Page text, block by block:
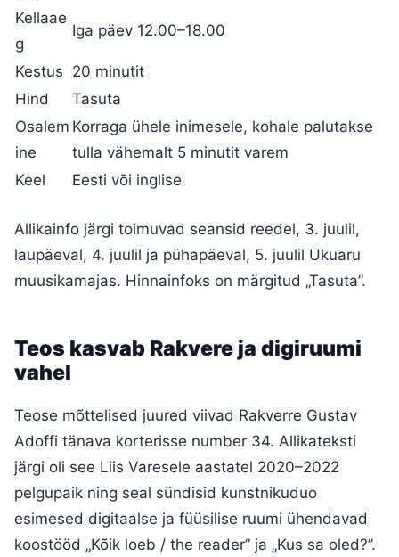
Kellaae
g
Iga päev 12.00–18.00
Kestus 20 minutit
Hind
Tasuta
Osalem
ine
Korraga ühele inimesele, kohale palutakse
tulla vähemalt 5 minutit varem
Keel
Eesti või inglise
Allikainfo järgi toimuvad seansid reedel, 3. juulil,
laupäeval, 4. juulil ja pühapäeval, 5. juulil Ukuaru
muusikamajas. Hinnainfoks on märgitud „Tasuta”.
Teos kasvab Rakvere ja digiruumi
vahel
Teose mõttelised juured viivad Rakverre Gustav
Adoffi tänava korterisse number 34. Allikateksti
järgi oli see Liis Varesele aastatel 2020–2022
pelgupaik ning seal sündisid kunstnikuduo
esimesed digitaalse ja füüsilise ruumi ühendavad
koostööd „Kõik loeb / the reader” ja „Kus sa oled?”.